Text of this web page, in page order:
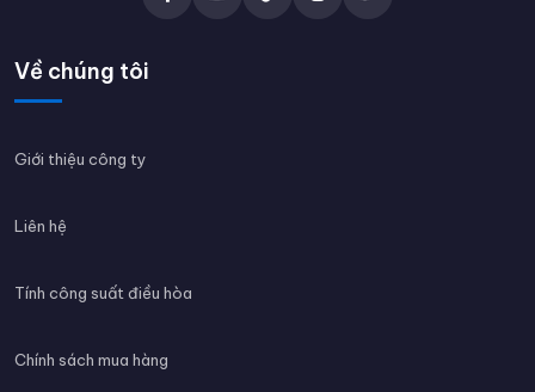
Về chúng tôi
Giới thiệu công ty
Liên hệ
Tính công suất điều hòa
Chính sách mua hàng